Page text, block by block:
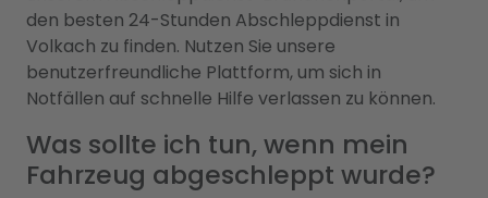
den besten 24-Stunden Abschleppdienst in
Volkach zu finden. Nutzen Sie unsere
benutzerfreundliche Plattform, um sich in
Notfällen auf schnelle Hilfe verlassen zu können.
Was sollte ich tun, wenn mein
Fahrzeug abgeschleppt wurde?